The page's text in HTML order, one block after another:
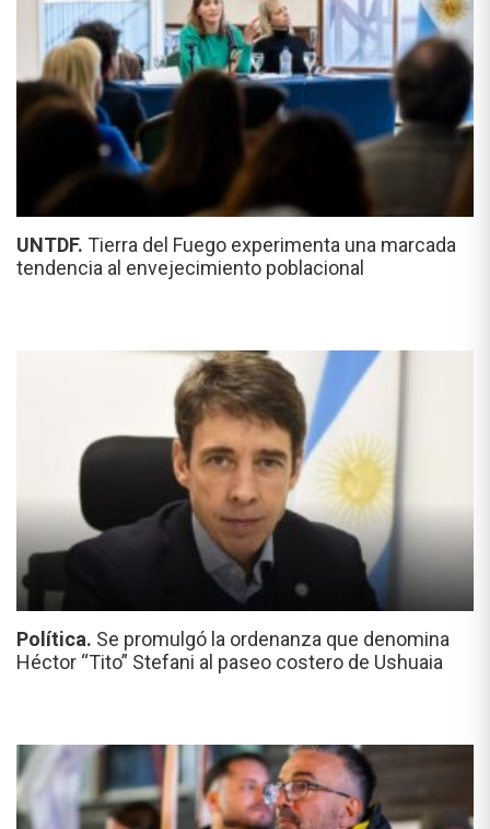
UNTDF. Tierra del Fuego experimenta una marcada
tendencia al envejecimiento poblacional
Política. Se promulgó la ordenanza que denomina
Héctor “Tito” Stefani al paseo costero de Ushuaia